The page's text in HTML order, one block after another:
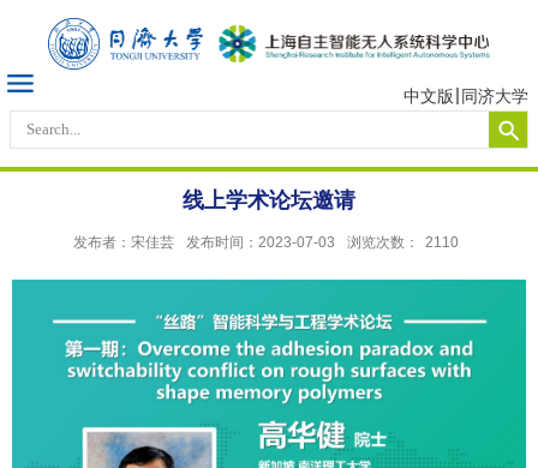
中文版 同济大学
线上学术论坛邀请
发布者：宋佳芸 发布时间：2023-07-03 浏览次数： 2110